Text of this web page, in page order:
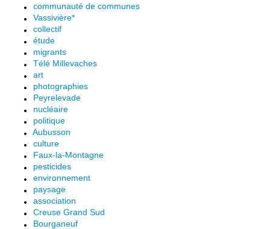
communauté de communes
Vassivière*
collectif
étude
migrants
Télé Millevaches
art
photographies
Peyrelevade
nucléaire
politique
Aubusson
culture
Faux-la-Montagne
pesticides
environnement
paysage
association
Creuse Grand Sud
Bourganeuf